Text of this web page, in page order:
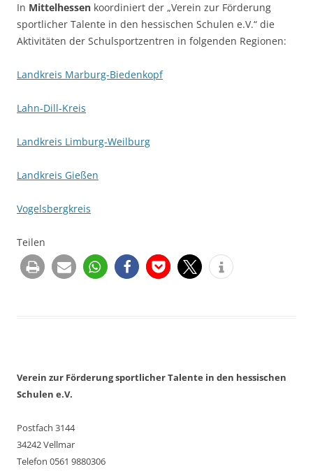
In Mittelhessen koordiniert der „Verein zur Förderung
sportlicher Talente in den hessischen Schulen e.V.“ die
Aktivitäten der Schulsportzentren in folgenden Regionen:
Landkreis Marburg-Biedenkopf
Lahn-Dill-Kreis
Landkreis Limburg-Weilburg
Landkreis Gießen
Vogelsbergkreis
Teilen
Verein zur Förderung sportlicher Talente in den hessischen
Schulen e.V.
Postfach 3144
34242 Vellmar
Telefon 0561 9880306